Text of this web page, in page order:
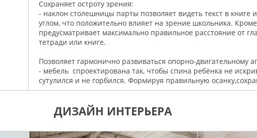
Сохраняет остроту зрения:
- наклон столешницы парты позволяет видеть текст в книге
углом, что положительно влияет на зрение школьника.
предусматривает максимально правильное расстояние от
тетради или книге.
Позволяет гармонично развиваться опорно-двигательному
- мебель спроектирована так, чтобы спина ребёнка не
сутулился и не горбился. Формируя правильную
ДИЗАЙН ИНТЕРЬЕРА